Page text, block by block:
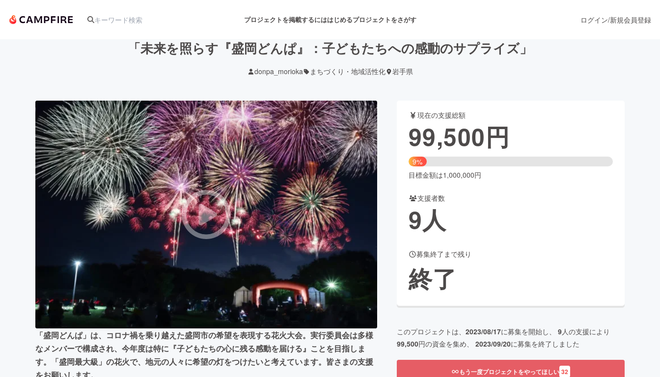
プロジェクトを掲載するにははじめるプロジェクトをさがす
アート・写真 音楽 舞台・パフォーマンス
テクノロジー・ガジェット ゲーム・サービス開発 フード・飲食店 ファッション
映像・映画 書籍・雑誌出版 アニメ・漫画
ビジネス・起業 チャレンジ ビューティー・ヘルスケア
まちづくり・地域活性化
CAMPFIRE for Social Good
CAMPFIRE Creation
CAMPFIREふるさと納税
ログイン/新規会員登録
「未来を照らす『盛岡どんぱ』：子どもたちへの感動のサプライズ」
donpa_morioka まちづくり・地域活性化 岩手県
「盛岡どんぱ」は、コロナ禍を乗り越えた盛岡市の希望を表現する花火大会。実行委員会は多様
なメンバーで構成され、今年度は特に『子どもたちの心に残る感動を届ける』ことを目指しま
す。「盛岡最大級」の花火で、地元の人々に希望の灯をつけたいと考えています。皆さまの支援
をお願いします。
現在の支援総額
99,500円
9%
目標金額は1,000,000円
支援者数
9人
募集終了まで残り
終了
このプロジェクトは、 2023/08/17に募集を開始し、 9人の支援により
99,500円の資金を集め、 2023/09/20に募集を終了しました
もう一度プロジェクトをやってほしい 32